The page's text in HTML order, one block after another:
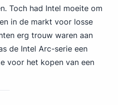
Toch had Intel moeite om
in de markt voor losse
erg trouw waren aan
de Intel Arc-serie een
voor het kopen van een